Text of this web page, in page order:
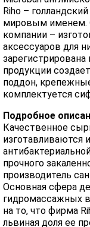
Riho –
мировым именем.
компании –
аксессуаров для
зарегистрирована
продукции
поддон,
комплектуется
Подробное
Качественное
изготавливаются
прочного
производитель
Основная сфера
гидромассажных
на то, что фирма
львиная доля ее